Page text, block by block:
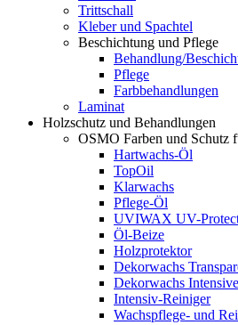
Trittschall
Kleber und Spachtel
Beschichtung und Pflege
Behandlung/
Pflege
Farbbehandlungen
Laminat
Holzschutz und Behandlungen
OSMO Farben und Schutz
Hartwachs-Öl
TopOil
Klarwachs
Pflege-Öl
UVIWAX UV-
Öl-Beize
Holzprotektor
Dekorwachs
Dekorwachs
Intensiv-Reiniger
Wachspflege- und